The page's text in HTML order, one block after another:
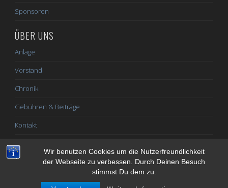
Wir benutzen Cookies um die Nutzerfreundlichkeit
der Webseite zu verbessen. Durch Deinen Besuch
stimmst Du dem zu.
Sponsoren
ÜBER UNS
Anlage
Vorstand
Chronik
Gebühren & Beiträge
Kontakt
Impressum / Datenschutz